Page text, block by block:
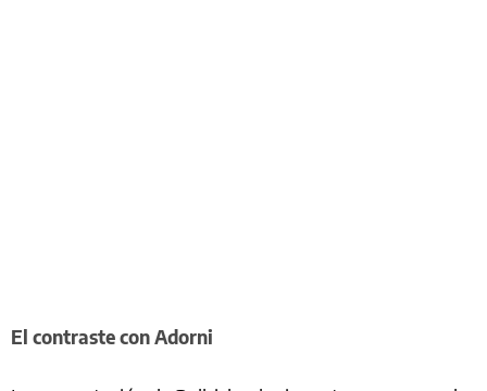
El contraste con Adorni